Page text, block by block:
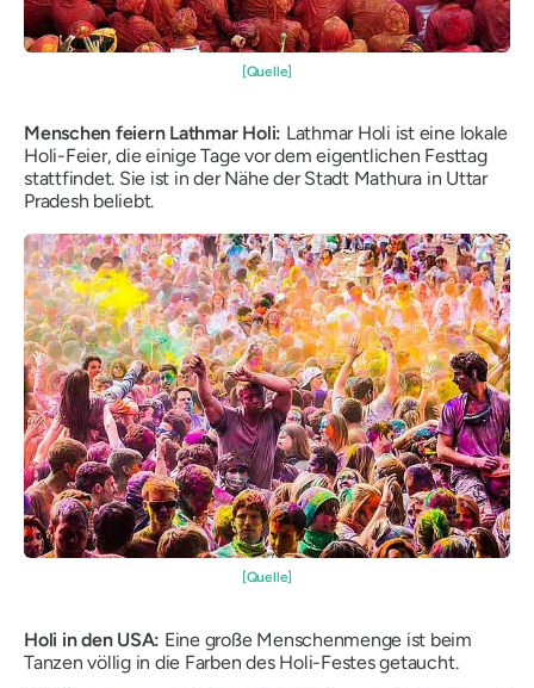
[Quelle]
Menschen feiern Lathmar Holi: Lathmar Holi ist eine lokale
Holi-Feier, die einige Tage vor dem eigentlichen Festtag
stattfindet. Sie ist in der Nähe der Stadt Mathura in Uttar
Pradesh beliebt.
[Quelle]
Holi in den USA: Eine große Menschenmenge ist beim
Tanzen völlig in die Farben des Holi-Festes getaucht.